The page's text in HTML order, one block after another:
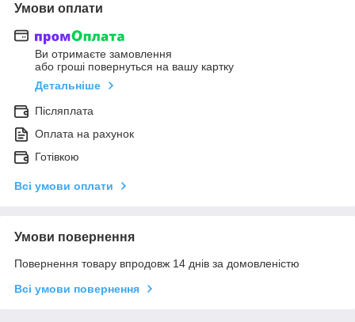
Умови оплати
Ви отримаєте замовлення
або гроші повернуться на вашу картку
Детальніше
Післяплата
Оплата на рахунок
Готівкою
Всі умови оплати
Умови повернення
Повернення товару впродовж 14 днів за домовленістю
Всі умови повернення